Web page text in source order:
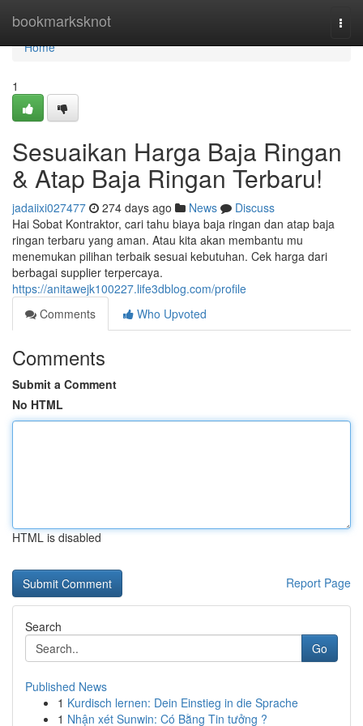
bookmarksknot
Home
Home
1
Sesuaikan Harga Baja Ringan
& Atap Baja Ringan Terbaru!
jadaiixi027477 274 days ago News
Discuss
Hai Sobat Kontraktor, cari tahu biaya baja ringan dan atap baja
ringan terbaru yang aman. Atau kita akan membantu mu
menemukan pilihan terbaik sesuai kebutuhan. Cek harga dari
berbagai supplier terpercaya.
https://anitawejk100227.life3dblog.com/profile
Comments
Who Upvoted
Comments
Submit a Comment
No HTML
HTML is disabled
Report Page
Search
Go
Published News
1 Kurdisch lernen: Dein Einstieg in die Sprache
1 Nhận xét Sunwin: Có Bằng Tin tưởng ?